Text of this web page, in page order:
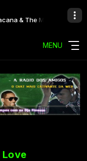
& The Music com DJ
MENU
Love